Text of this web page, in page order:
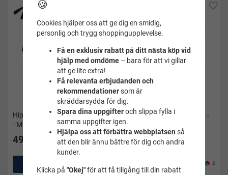
Hipstertrosor svarta i bambu
- Millers
49 kr
Hipstertrosor vita i bambu -
Millers
49 kr
2
🍪
Cookies hjälper oss att ge dig en smidig,
personlig och trygg shoppingupplevelse.
Få en exklusiv rabatt på ditt nästa köp vid
hjälp med omdöme– bara för att vi gillar
att ge lite extra!
Få relevanta erbjudanden och
rekommendationersom är
skräddarsydda för dig.
Spara dina uppgifteroch slippa fylla i
samma uppgifter igen.
Hjälpa oss att förbättra webbplatsen så
att den blir ännu bättre för dig och andra
kunder.
Klicka på "Okej"för att få tillgång till din rabatt